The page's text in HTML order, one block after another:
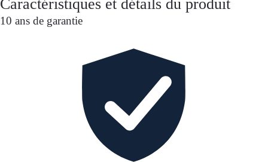
tous ceux qui recherchent l'originalité, sans
compromis sur la fonction et la qualité.
Caractéristiques et détails du produit
10 ans de garantie